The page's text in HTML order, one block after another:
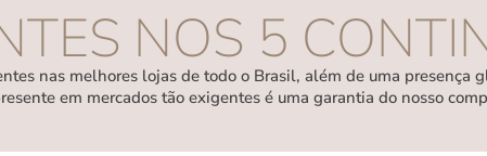
NOS 5
nas melhores lojas de todo o Brasil, além de uma presença
em mercados tão exigentes é uma garantia do nosso